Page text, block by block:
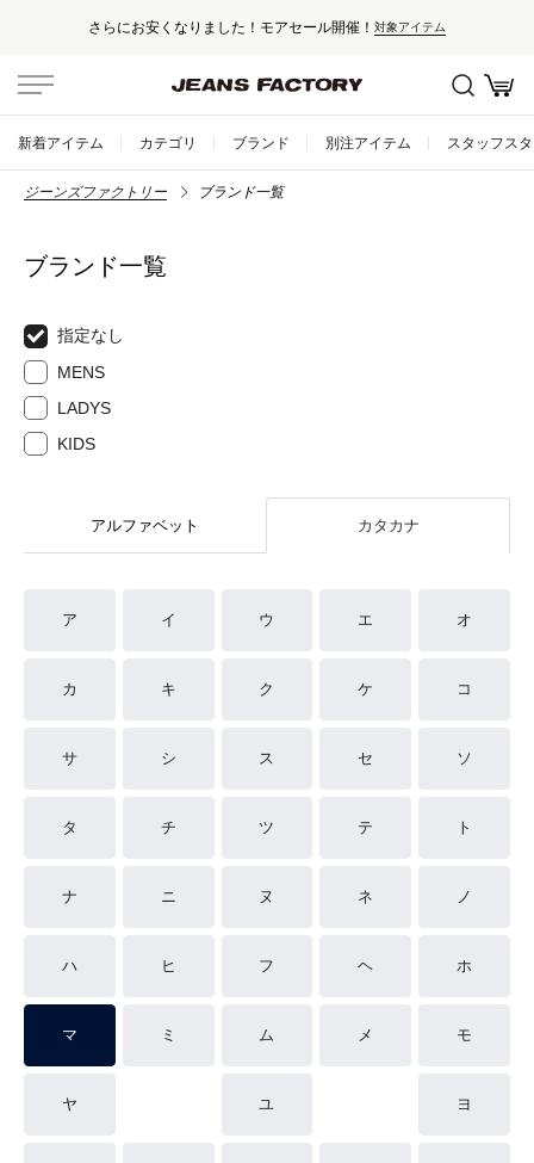
さらにお安くなりました！モアセール開催！ 対象アイテム
新着アイテム カテゴリ ブランド 別注アイテム スタッフス
ジーンズファクトリー ブランド一覧
ブランド一覧
指定なし
MENS
LADYS
KIDS
アルファベット カタカナ
ア イ ウ エ オ
カ キ ク ケ コ
サ シ ス セ ソ
タ チ ツ テ ト
ナ ニ ヌ ネ ノ
ハ ヒ フ ヘ ホ
マ ミ ム メ モ
ヤ ユ ヨ